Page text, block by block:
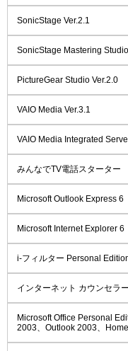
SonicStage Ver.2.1
SonicStage Mastering
PictureGear Studio Ver.2.0
VAIO Media Ver.3.1
VAIO Media Integrated
みんなでTV電話スターター
Microsoft Outlook Express 6
Microsoft Internet Explorer 6
i-フィルター Personal
インターネット カウンセラ
Microsoft Office Personal
2003、Outlook 2003、